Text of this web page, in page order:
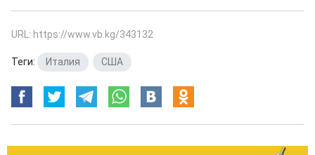
URL: https://www.vb.kg/343132
Теги: Италия США